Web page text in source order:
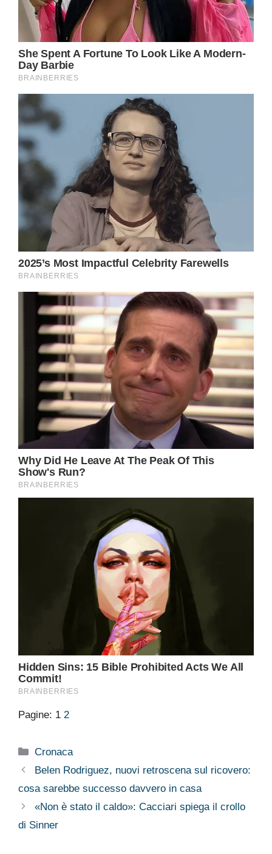
Pagine: 1 2
Categorie
Cronaca
Belen Rodriguez, nuovi retroscena sul ricovero:
cosa sarebbe successo davvero in casa
«Non è stato il caldo»: Cacciari spiega il crollo
di Sinner